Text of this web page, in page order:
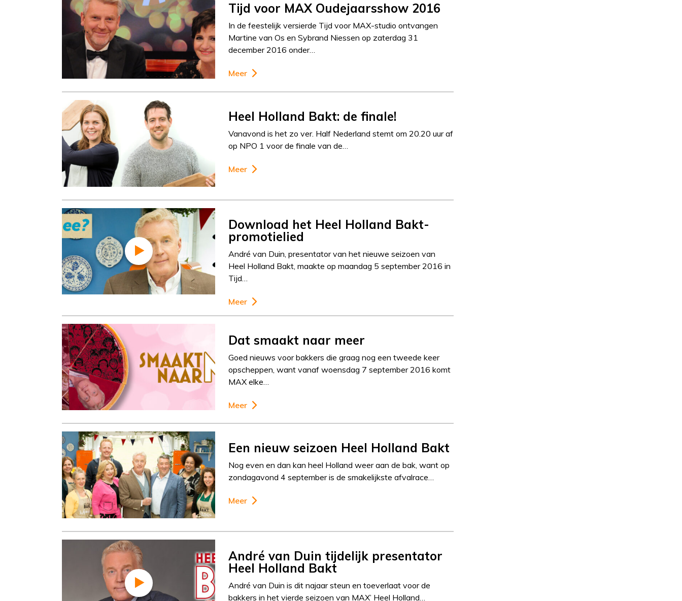
Tijd voor MAX Oudejaarsshow 2016
In de feestelijk versierde Tijd voor MAX-studio ontvangen
Martine van Os en Sybrand Niessen op zaterdag 31
december 2016 onder…
Meer
Heel Holland Bakt: de finale!
Vanavond is het zo ver. Half Nederland stemt om 20.20 uur af
op NPO 1 voor de finale van de…
Meer
Download het Heel Holland Bakt-
promotielied
André van Duin, presentator van het nieuwe seizoen van
Heel Holland Bakt, maakte op maandag 5 september 2016 in
Tijd…
Meer
Dat smaakt naar meer
Goed nieuws voor bakkers die graag nog een tweede keer
opscheppen, want vanaf woensdag 7 september 2016 komt
MAX elke…
Meer
Een nieuw seizoen Heel Holland Bakt
Nog even en dan kan heel Holland weer aan de bak, want op
zondagavond 4 september is de smakelijkste afvalrace…
Meer
André van Duin tijdelijk presentator
Heel Holland Bakt
André van Duin is dit najaar steun en toeverlaat voor de
bakkers in het vierde seizoen van MAX’ Heel Holland…